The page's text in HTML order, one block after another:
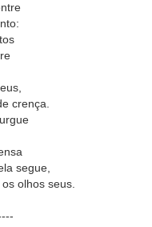
crença.
segue,
olhos seus.